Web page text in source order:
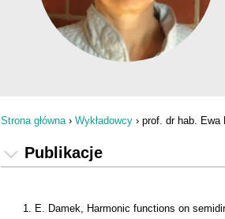
Strona główna› Wykładowcy › prof. dr hab. Ewa
Publikacje
E. Damek, Harmonic functions on